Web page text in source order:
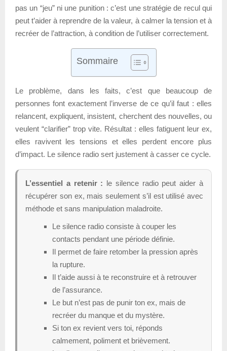
pas un “jeu” ni une punition : c’est une stratégie de recul qui
peut t’aider à reprendre de la valeur, à calmer la tension et à
recréer de l’attraction, à condition de l’utiliser correctement.
Sommaire
Le problème, dans les faits, c’est que beaucoup de
personnes font exactement l’inverse de ce qu’il faut : elles
relancent, expliquent, insistent, cherchent des nouvelles, ou
veulent “clarifier” trop vite. Résultat : elles fatiguent leur ex,
elles ravivent les tensions et elles perdent encore plus
d’impact. Le silence radio sert justement à casser ce cycle.
L’essentiel a retenir : le silence radio peut aider à
récupérer son ex, mais seulement s’il est utilisé avec
méthode et sans manipulation maladroite.
Le silence radio consiste à couper les
contacts pendant une période définie.
Il permet de faire retomber la pression après
la rupture.
Il t’aide aussi à te reconstruire et à retrouver
de l’assurance.
Le but n’est pas de punir ton ex, mais de
recréer du manque et du mystère.
Si ton ex revient vers toi, réponds
calmement, poliment et brièvement.